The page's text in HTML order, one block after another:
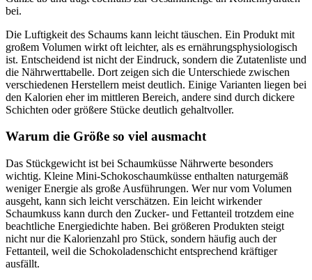
bei.
Die Luftigkeit des Schaums kann leicht täuschen. Ein Produkt mit
großem Volumen wirkt oft leichter, als es ernährungsphysiologisch
ist. Entscheidend ist nicht der Eindruck, sondern die Zutatenliste und
die Nährwerttabelle. Dort zeigen sich die Unterschiede zwischen
verschiedenen Herstellern meist deutlich. Einige Varianten liegen bei
den Kalorien eher im mittleren Bereich, andere sind durch dickere
Schichten oder größere Stücke deutlich gehaltvoller.
Warum die Größe so viel ausmacht
Das Stückgewicht ist bei Schaumküsse Nährwerte besonders
wichtig. Kleine Mini-Schokoschaumküsse enthalten naturgemäß
weniger Energie als große Ausführungen. Wer nur vom Volumen
ausgeht, kann sich leicht verschätzen. Ein leicht wirkender
Schaumkuss kann durch den Zucker- und Fettanteil trotzdem eine
beachtliche Energiedichte haben. Bei größeren Produkten steigt
nicht nur die Kalorienzahl pro Stück, sondern häufig auch der
Fettanteil, weil die Schokoladenschicht entsprechend kräftiger
ausfällt.